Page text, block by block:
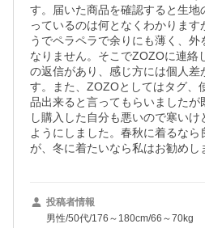
す。届いた商品を確認すると生地
っているのは何となくわかります
うでペラペラで余りにも薄く、外
なりません。そこでZOZOに連絡
の返信があり、感じ方には個人差
す。また、ZOZOとしてはタグ、
品出来ると言ってもらいましたが
し購入した自分も悪いので寒い
ようにしました。春秋に着るなら
が、冬に着たいなら私はお勧めし
投稿者情報
男性/50代/176～180cm/66～70kg